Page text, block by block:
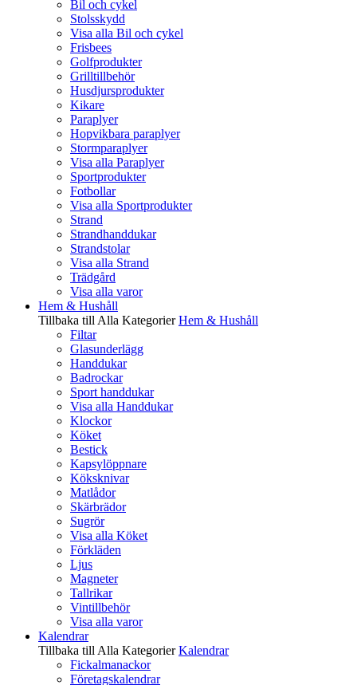
Bil och cykel
Stolsskydd
Visa alla Bil och cykel
Frisbees
Golfprodukter
Grilltillbehör
Husdjursprodukter
Kikare
Paraplyer
Hopvikbara paraplyer
Stormparaplyer
Visa alla Paraplyer
Sportprodukter
Fotbollar
Visa alla Sportprodukter
Strand
Strandhanddukar
Strandstolar
Visa alla Strand
Trädgård
Visa alla varor
Hem & Hushåll
Tillbaka till Alla Kategorier Hem & Hushåll
Filtar
Glasunderlägg
Handdukar
Badrockar
Sport handdukar
Visa alla Handdukar
Klockor
Köket
Bestick
Kapsylöppnare
Köksknivar
Matlådor
Skärbrädor
Sugrör
Visa alla Köket
Förkläden
Ljus
Magneter
Tallrikar
Vintillbehör
Visa alla varor
Kalendrar
Tillbaka till Alla Kategorier Kalendrar
Fickalmanackor
Företagskalendrar